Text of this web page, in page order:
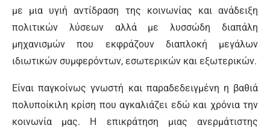
με μια υγιή αντίδραση της κοινωνίας και ανάδειξη
πολιτικών λύσεων αλλά με λυσσώδη διαπάλη
μηχανισμών που εκφράζουν διαπλοκή μεγάλων
ιδιωτικών συμφερόντων, εσωτερικών και εξωτερικών.
Είναι παγκοίνως γνωστή και παραδεδειγμένη η βαθιά
πολυποίκιλη κρίση που αγκαλιάζει εδώ και χρόνια την
κοινωνία μας. Η επικράτηση μιας ανερμάτιστης